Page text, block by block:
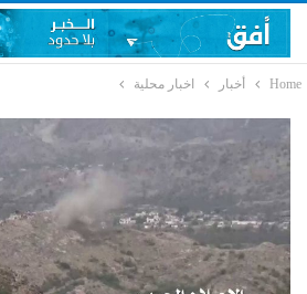
Home أخبار اخبار محلية